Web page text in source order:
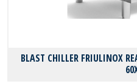
BLAST CHILLER FRIULINOX